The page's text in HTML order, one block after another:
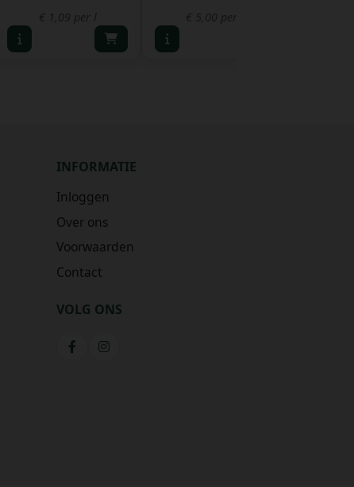
€ 1,09 per l € 5,00 per l
INFORMATIE
Inloggen
Over ons
Voorwaarden
Contact
VOLG ONS